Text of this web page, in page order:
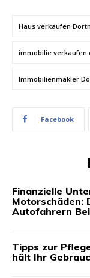
Haus verkaufen
immobilie verkaufen
Immobilienmakler
Facebook
Finanzielle
Motorschäden:
Autofahrern
Tipps zur
hält Ihr